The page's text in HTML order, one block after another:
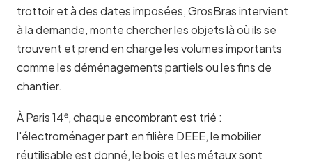
trottoir et à des dates imposées, GrosBras intervient
à la demande, monte chercher les objets là où ils se
trouvent et prend en charge les volumes importants
comme les déménagements partiels ou les fins de
chantier.
À Paris 14ᵉ, chaque encombrant est trié :
l'électroménager part en filière DEEE, le mobilier
réutilisable est donné, le bois et les métaux sont